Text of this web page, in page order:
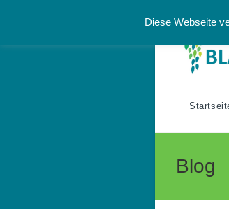
Blog
Diese Webseite